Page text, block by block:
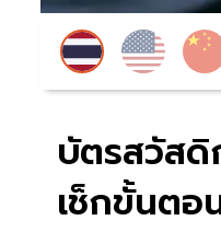
บัตรสวัสดิ
เช็กขั้นต